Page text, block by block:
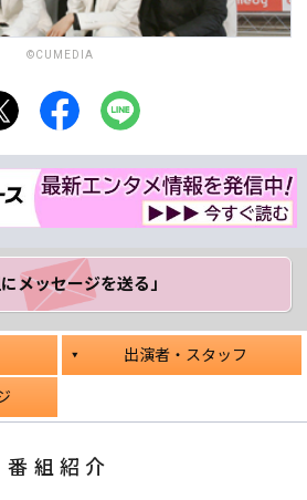
©CUMEDIA
にメッセージを送る」
出演者・スタッフ
番組紹介